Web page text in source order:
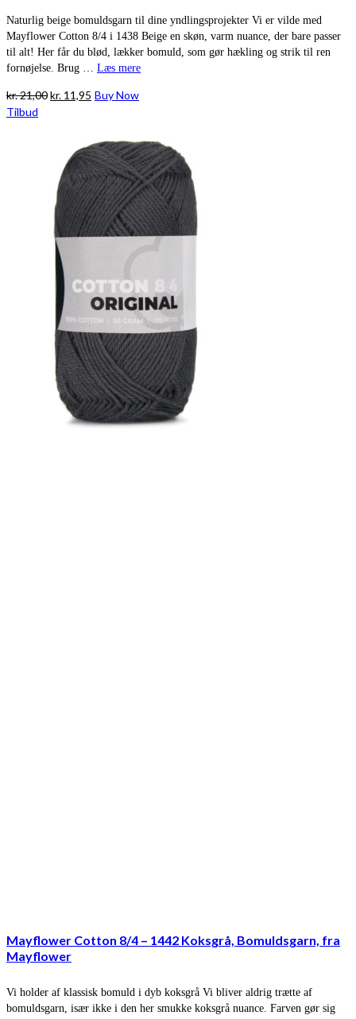
Naturlig beige bomuldsgarn til dine yndlingsprojekter Vi er vilde med
Mayflower Cotton 8/4 i 1438 Beige en skøn, varm nuance, der bare passer
til alt! Her får du blød, lækker bomuld, som gør hækling og strik til ren
fornøjelse. Brug … Læs mere
kr.21,00Den
kr. 21,00.
kr. 11,95 Den
er:
kr. 11,95.
Buy Now
Tilbud
Mayflower Cotton 8/4 – 1442 Koksgrå, Bomuldsgarn, fra
Mayflower
Vi holder af klassisk bomuld i dyb koksgrå Vi bliver aldrig trætte af
bomuldsgarn, især ikke i den her smukke koksgrå nuance. Farven gør sig